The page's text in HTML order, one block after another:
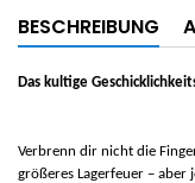
BESCHREIBUNG
Das kultige
Verbrenn dir nicht die
größeres Lagerfeuer – aber